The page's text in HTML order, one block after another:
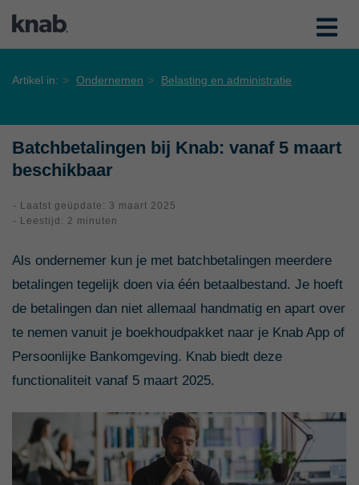
Artikel in: Ondernemen Belasting en administratie
Batchbetalingen bij Knab: vanaf 5 maart
beschikbaar
- Laatst geüpdate: 3 maart 2025
- Leestijd: 2 minuten
Als ondernemer kun je met batchbetalingen meerdere
betalingen tegelijk doen via één betaalbestand. Je hoeft
de betalingen dan niet allemaal handmatig en apart over
te nemen vanuit je boekhoudpakket naar je Knab App of
Persoonlijke Bankomgeving. Knab biedt deze
functionaliteit vanaf 5 maart 2025.